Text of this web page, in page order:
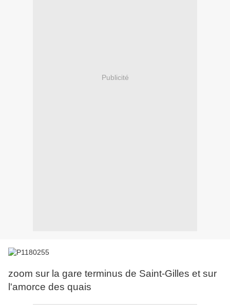
Publicité
zoom sur la gare terminus de Saint-Gilles et sur
l'amorce des quais